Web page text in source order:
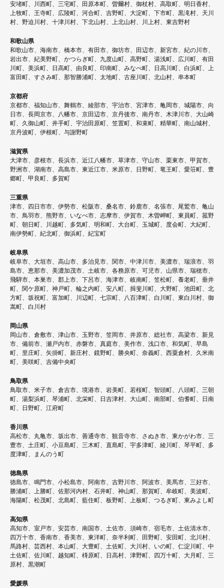
安堵町、川西町、三宅町、田原本町、曽爾村、御杖村、高取町、明日香村、
上牧町、王寺町、広陵町、河合町、吉野町、大淀町、下市町、黒滝村、天川
村、野迫川村、十津川村、下北山村、上北山村、川上村、東吉野村
和歌山県
和歌山市、海南市、橋本市、有田市、御坊市、田辺市、新宮市、紀の川市、
岩出市、紀美野町、かつらぎ町、九度山町、高野町、湯浅町、広川町、有田
川町、美浜町、日高町、由良町、印南町、みなべ町、日高川町、白浜町、上
富田町、すさみ町、那智勝浦町、太地町、古座川町、北山村、串本町
京都府
京都市、福知山市、舞鶴市、綾部市、宇治市、宮津市、亀岡市、城陽市、向
日市、長岡京市、八幡市、京田辺市、京丹後市、南丹市、木津川市、大山崎
町、久御山町、井手町、宇治田原町、笠置町、和束町、精華町、南山城村、
京丹波町、伊根町、与謝野町
滋賀県
大津市、彦根市、長浜市、近江八幡市、草津市、守山市、栗東市、甲賀市、
野洲市、湖南市、高島市、東近江市、米原市、日野町、竜王町、愛荘町、豊
郷町、甲良町、多賀町
三重県
津市、四日市市、伊勢市、松阪市、桑名市、鈴鹿市、名張市、尾鷲市、亀山
市、鳥羽市、熊野市、いなべ市、志摩市、伊賀市、木曽岬町、東員町、菰野
町、朝日町、川越町、多気町、明和町、大台町、玉城町、度会町、大紀町、
南伊勢町、紀北町、御浜町、紀宝町
岐阜県
岐阜市、大垣市、高山市、多治見市、関市、中津川市、美濃市、瑞浪市、羽
島市、恵那市、美濃加茂市、土岐市、各務原市、可児市、山県市、瑞穂市、
飛騨市、本巣市、郡上市、下呂市、海津市、岐南町、笠松町、養老町、垂井
町、関ケ原町、神戸町、輪之内町、安八町、揖斐川町、大野町、池田町、北
方町、坂祝町、富加町、川辺町、七宗町、八百津町、白川町、東白川村、御
嵩町、白川村
岡山県
岡山市、倉敷市、津山市、玉野市、笠岡市、井原市、総社市、高梁市、新見
市、備前市、瀬戸内市、赤磐市、真庭市、美作市、浅口市、和気町、早島
町、里庄町、矢掛町、新庄村、鏡野町、勝央町、奈義町、西粟倉村、久米南
町、美咲町、吉備中央町
鳥取県
鳥取市、米子市、倉吉市、境港市、岩美町、若桜町、智頭町、八頭町、三朝
町、湯梨浜町、琴浦町、北栄町、日吉津村、大山町、南部町、伯耆町、日南
町、日野町、江府町
香川県
高松市、丸亀市、坂出市、善通寺市、観音寺市、さぬき市、東かがわ市、三
豊市、土庄町、小豆島町、三木町、直島町、宇多津町、綾川町、琴平町、多
度津町、まんのう町
徳島県
徳島市、鳴門市、小松島市、阿南市、吉野川市、阿波市、美馬市、三好市、
勝浦町、上勝町、佐那河内村、石井町、神山町、那賀町、牟岐町、美波町、
海陽町、松茂町、北島町、藍住町、板野町、上板町、つるぎ町、東みよし町
高知県
高知市、室戸市、安芸市、南国市、土佐市、須崎市、宿毛市、土佐清水市、
四万十市、香南市、香美市、東洋町、奈半利町、田野町、安田町、北川村、
馬路村、芸西村、本山町、大豊町、土佐町、大川村、いの町、仁淀川町、中
土佐町、佐川町、越知町、梼原町、日高村、津野町、四万十町、大月町、三
原村、黒潮町
愛媛県